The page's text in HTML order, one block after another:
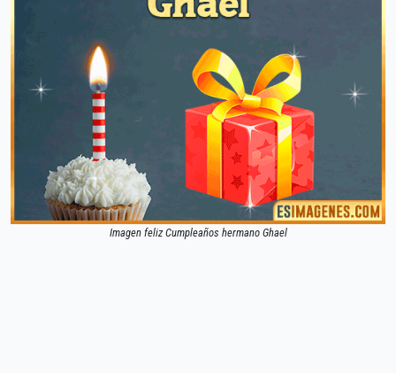
Imagen feliz Cumpleaños hermano Ghael